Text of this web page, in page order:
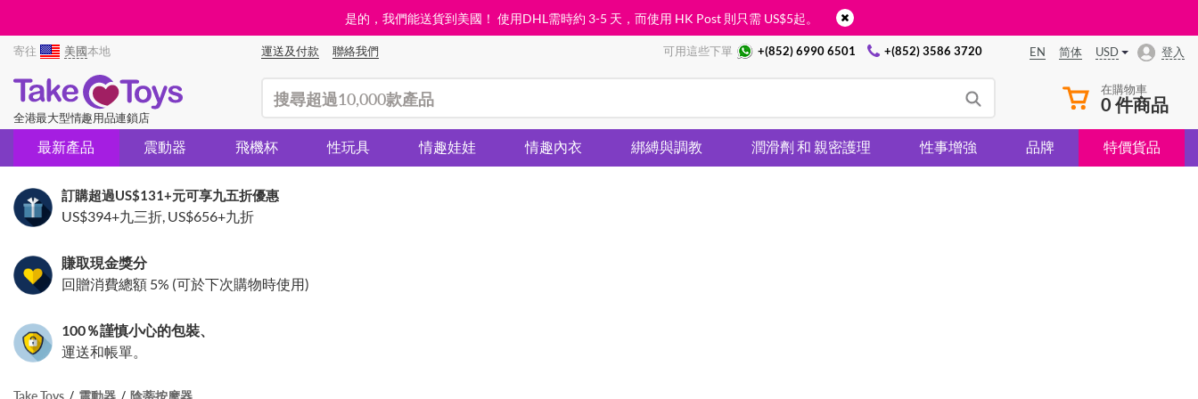
是的，我們能送貨到美國！ 使用DHL需時約 3-5 天，而使用 HK Post 則只需 US$5起。
寄往 美國本地 運送及付款 聯絡我們 可用這些下單 +(852) 6990 6501 +(852) 3586 3720 EN 简体 USD 登入
在購物車
0 件商品
全港最大型情趣用品連鎖店
最新產品 震動器 飛機杯 性玩具 情趣娃娃 情趣內衣 綁縛與調教 潤滑劑 和 親密護理 性事增強 品牌 特價貨品
訂購超過US$131+元可享九五折優惠
US$394+九三折, US$656+九折
賺取現金獎分
回贈消費總額 5% (可於下次購物時使用)
100％謹慎小心的包裝、
運送和帳單。
Take Toys 震動器 陰蒂按摩器